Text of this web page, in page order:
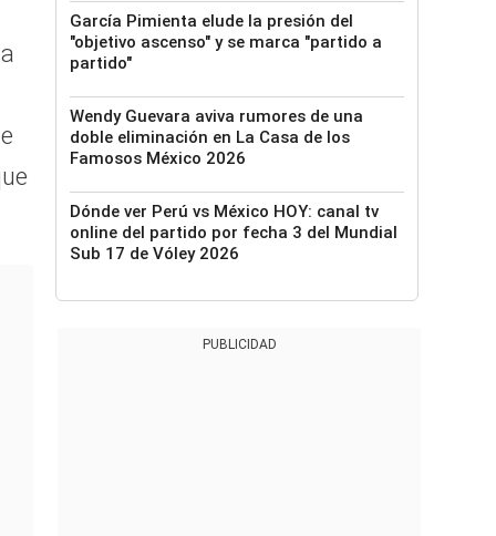
García Pimienta elude la presión del
"objetivo ascenso" y se marca "partido a
partido"
Wendy Guevara aviva rumores de una
doble eliminación en La Casa de los
Famosos México 2026
Dónde ver Perú vs México HOY: canal tv
online del partido por fecha 3 del Mundial
Sub 17 de Vóley 2026
PUBLICIDAD